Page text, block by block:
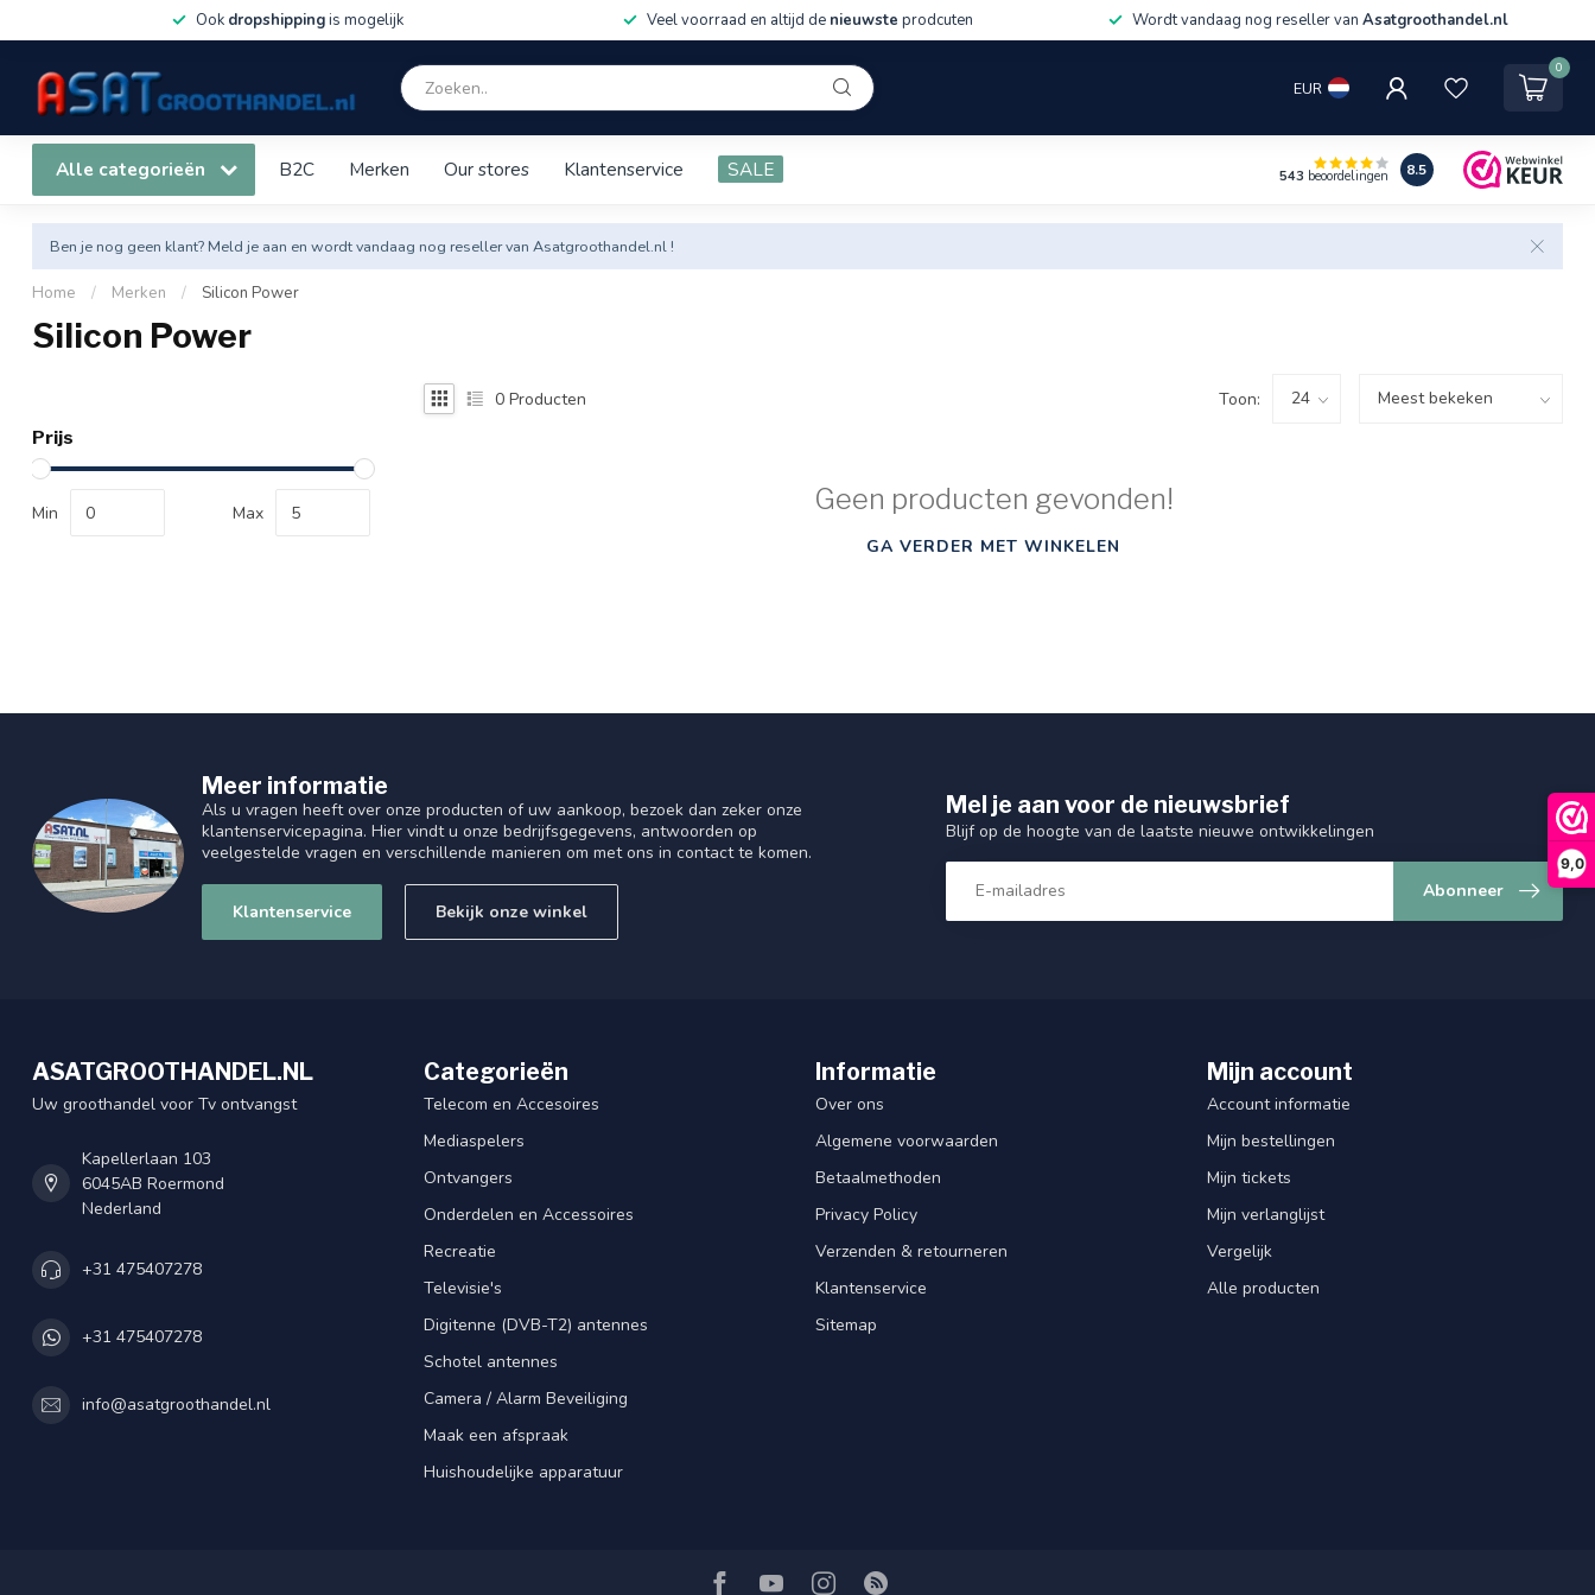
9,0
Ook dropshippingis mogelijk Veel voorraad en altijd de nieuwste prodcuten Wordt vandaag nog reseller van Asatgroothandel.nl
EUR
0
Alle categorieën B2C Merken Our stores Klantenservice SALE 543 beoordelingen 8.5
Ben je nog geen klant? Meld je aan en wordt vandaag nog reseller van Asatgroothandel.nl !
Home / Merken / Silicon Power
Silicon Power
Prijs
Min Max
0 Producten Toon:
Geen producten gevonden!
GA VERDER MET WINKELEN
Meer informatie
Als u vragen heeft over onze producten of uw aankoop, bezoek dan zeker onze
klantenservicepagina. Hier vindt u onze bedrijfsgegevens, antwoorden op
veelgestelde vragen en verschillende manieren om met ons in contact te komen.
Klantenservice Bekijk onze winkel
Mel je aan voor de nieuwsbrief
Blijf op de hoogte van de laatste nieuwe ontwikkelingen
Abonneer
ASATGROOTHANDEL.NL
Uw groothandel voor Tv ontvangst
Kapellerlaan 103
6045AB Roermond
Nederland
+31 475407278
+31 475407278
info@asatgroothandel.nl
Categorieën
Telecom en Accesoires
Mediaspelers
Ontvangers
Onderdelen en Accessoires
Recreatie
Televisie's
Digitenne (DVB-T2) antennes
Schotel antennes
Camera / Alarm Beveiliging
Maak een afspraak
Huishoudelijke apparatuur
Informatie
Over ons
Algemene voorwaarden
Betaalmethoden
Privacy Policy
Verzenden & retourneren
Klantenservice
Sitemap
Mijn account
Account informatie
Mijn bestellingen
Mijn tickets
Mijn verlanglijst
Vergelijk
Alle producten